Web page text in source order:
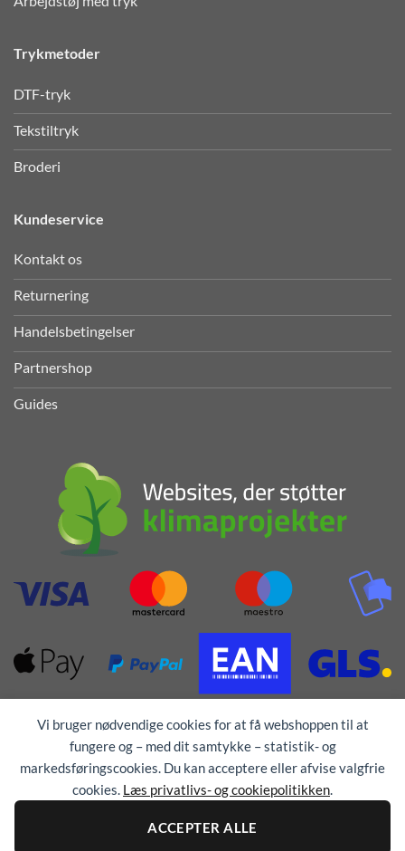
Vi bruger nødvendige cookies for at få webshoppen til at
fungere og – med dit samtykke – statistik- og
markedsføringscookies. Du kan acceptere eller afvise valgfrie
cookies. Læs privatlivs- og cookiepolitikken.
ACCEPTER ALLE
Trykmetoder
DTF-tryk
Tekstiltryk
Broderi
Kundeservice
Kontakt os
Returnering
Handelsbetingelser
Partnershop
Guides
Alle rettigheder forbeholdes © 1976 - 2026TEX-